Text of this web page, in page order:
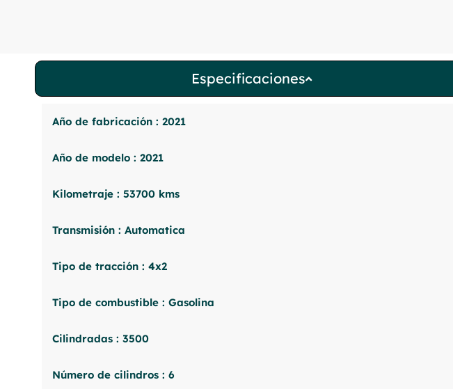
Especificaciones
Año de fabricación : 2021
Año de modelo : 2021
Kilometraje : 53700 kms
Transmisión : Automatica
Tipo de tracción : 4x2
Tipo de combustible : Gasolina
Cilindradas : 3500
Número de cilindros : 6